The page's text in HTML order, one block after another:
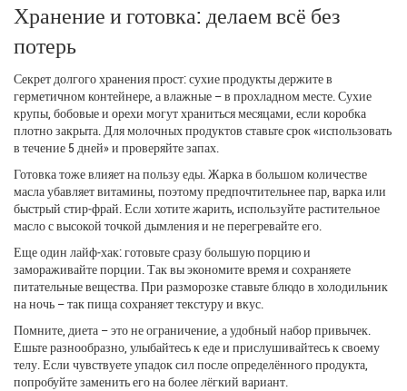
Хранение и готовка: делаем всё без
потерь
Секрет долгого хранения прост: сухие продукты держите в
герметичном контейнере, а влажные – в прохладном месте. Сухие
крупы, бобовые и орехи могут храниться месяцами, если коробка
плотно закрыта. Для молочных продуктов ставьте срок «использовать
в течение 5 дней» и проверяйте запах.
Готовка тоже влияет на пользу еды. Жарка в большом количестве
масла убавляет витамины, поэтому предпочтительнее пар, варка или
быстрый стир‑фрай. Если хотите жарить, используйте растительное
масло с высокой точкой дымления и не перегревайте его.
Еще один лайф‑хак: готовьте сразу большую порцию и
замораживайте порции. Так вы экономите время и сохраняете
питательные вещества. При разморозке ставьте блюдо в холодильник
на ночь – так пища сохраняет текстуру и вкус.
Помните, диета – это не ограничение, а удобный набор привычек.
Ешьте разнообразно, улыбайтесь к еде и прислушивайтесь к своему
телу. Если чувствуете упадок сил после определённого продукта,
попробуйте заменить его на более лёгкий вариант.